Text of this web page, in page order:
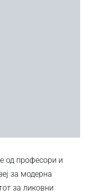
од професори и
за модерна
за ликовни